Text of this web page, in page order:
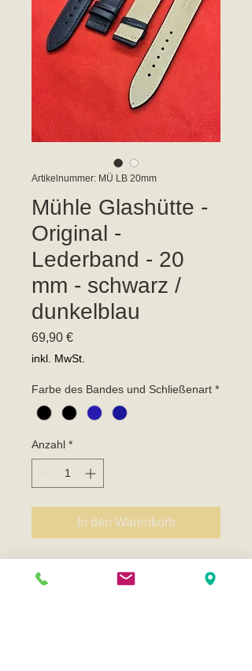
Artikelnummer: MÜ LB 20mm
Mühle Glashütte -
Original -
Lederband - 20
mm - schwarz /
dunkelblau
69,90 €Preis
inkl. MwSt.
Farbe des Bandes und Schließenart *
Anzahl *
In den Warenkorb
- schwarz / dunkelblau